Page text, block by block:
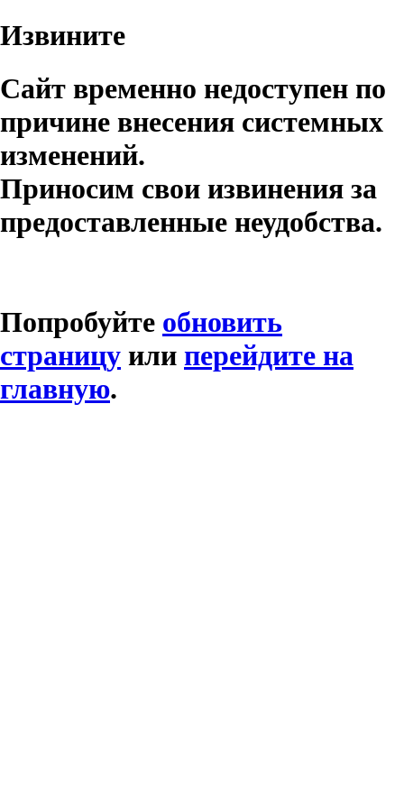
Извините
Сайт временно недоступен по
причине внесения системных
изменений.
Приносим свои извинения за
предоставленные неудобства.
Попробуйте обновить
страницу или перейдите на
главную.